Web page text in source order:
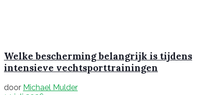
Welke bescherming belangrijk is tijdens
intensieve vechtsporttrainingen
door Michael Mulder